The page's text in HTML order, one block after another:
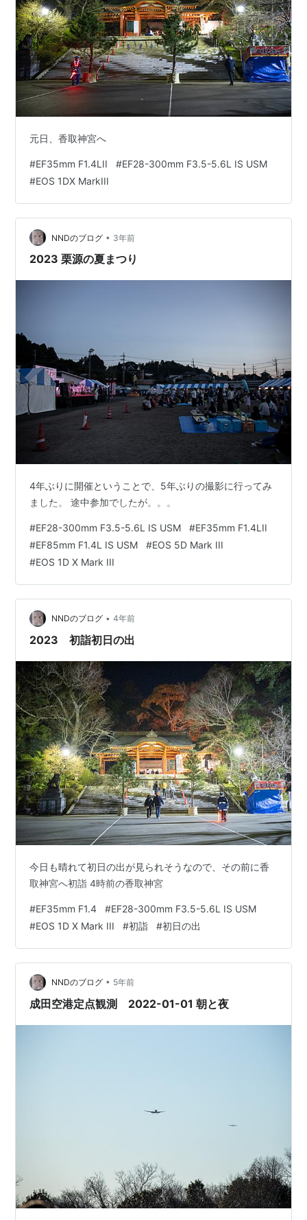
元日、香取神宮へ
#EF35mm F1.4LII #EF28-300mm F3.5-5.6L IS USM
#EOS 1DX MarkIII
NNDのブログ • 3年前
2023 栗源の夏まつり
4年ぶりに開催ということで、5年ぶりの撮影に行ってみ
ました。 途中参加でしたが。。。
#EF28-300mm F3.5-5.6L IS USM #EF35mm F1.4LII
#EF85mm F1.4L IS USM #EOS 5D Mark III
#EOS 1D X Mark III
NNDのブログ • 4年前
2023 初詣初日の出
今日も晴れて初日の出が見られそうなので、その前に香
取神宮へ初詣 4時前の香取神宮
#EF35mm F1.4 #EF28-300mm F3.5-5.6L IS USM
#EOS 1D X Mark III #初詣 #初日の出
NNDのブログ • 5年前
成田空港定点観測 2022-01-01 朝と夜